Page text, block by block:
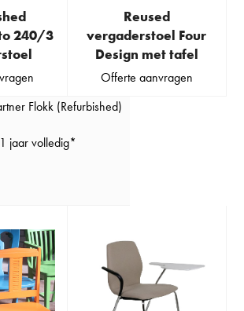
240/3
Reused
vergaderstoel Four
Design met tafel
Offerte aanvragen
Flokk (Refurbished)
1 jaar volledig*